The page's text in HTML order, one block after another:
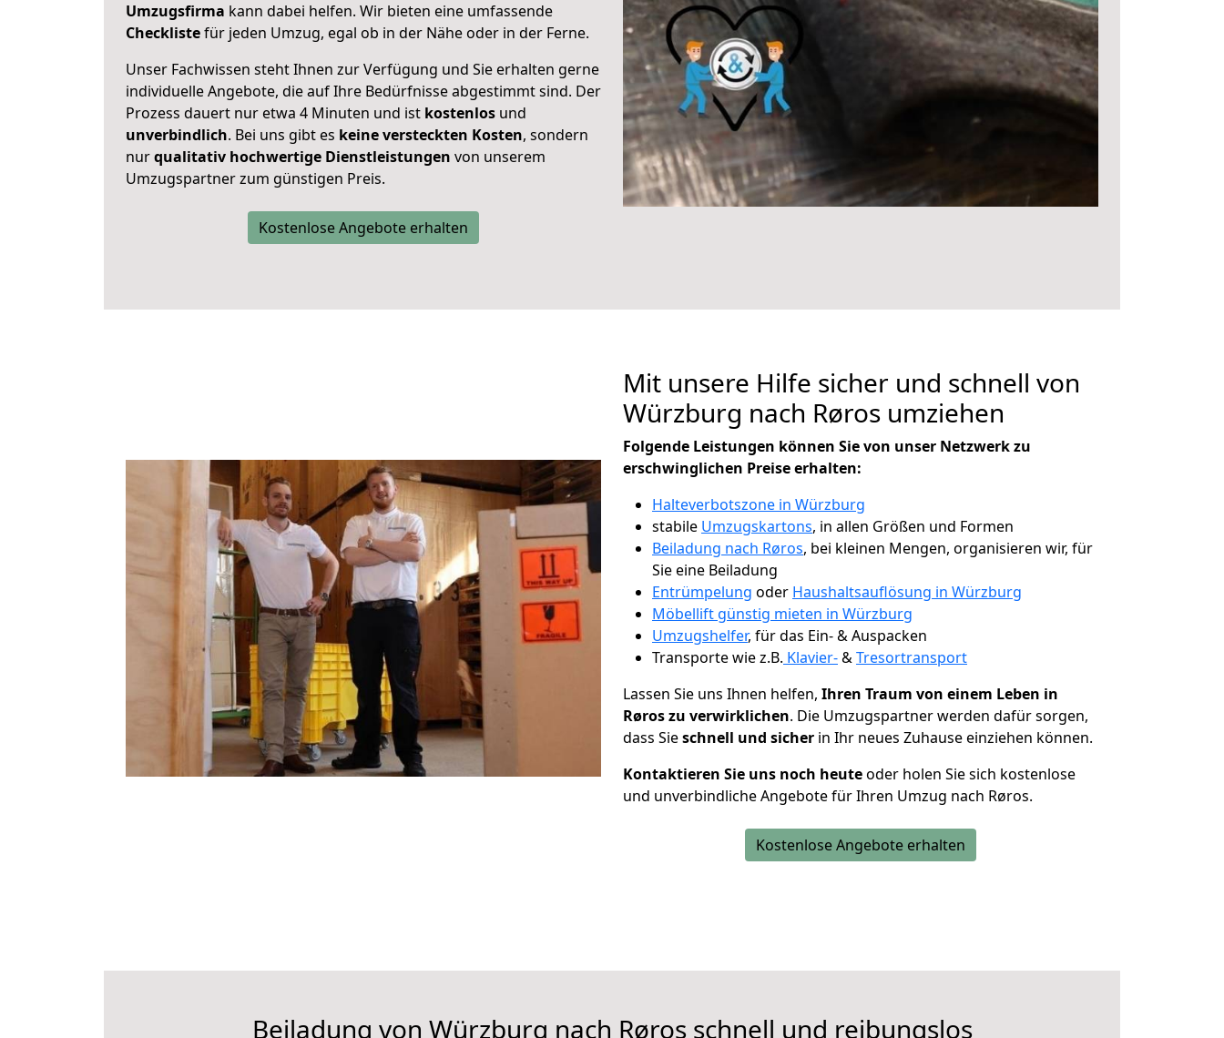
Umzugsfirma kann dabei helfen. Wir bieten eine umfassende
Checklistefür jeden Umzug, egal ob in der Nähe oder in der Ferne.
Unser Fachwissen steht Ihnen zur Verfügung und Sie erhalten gerne
individuelle Angebote, die auf Ihre Bedürfnisse abgestimmt sind. Der
Prozess dauert nur etwa 4 Minuten und ist kostenlos und
unverbindlich. Bei uns gibt es keine versteckten Kosten, sondern
nurqualitativ hochwertige Dienstleistungen von unserem
Umzugspartner zum günstigen Preis.
Kostenlose Angebote erhalten
Mit unsere Hilfe sicher und schnell von
Würzburg nach Røros umziehen
Folgende Leistungen können Sie von unser Netzwerk zu
erschwinglichen Preise erhalten:
Halteverbotszone in Würzburg
stabile Umzugskartons, in allen Größen und Formen
Beiladung nach Røros, bei kleinen Mengen, organisieren wir, für
Sie eine Beiladung
Entrümpelung oder Haushaltsauflösung in Würzburg
Möbellift günstig mieten in Würzburg
Umzugshelfer, für das Ein- & Auspacken
Transporte wie z.B. Klavier-&Tresortransport
Lassen Sie uns Ihnen helfen, Ihren Traum von einem Leben in
Røros zu verwirklichen. Die Umzugspartner werden dafür sorgen,
dass Sieschnell und sicher in Ihr neues Zuhause einziehen können.
Kontaktieren Sie uns noch heuteoder holen Sie sich kostenlose
und unverbindliche Angebote für Ihren Umzug nach Røros.
Kostenlose Angebote erhalten
Beiladung von Würzburg nach Røros schnell und reibungslos